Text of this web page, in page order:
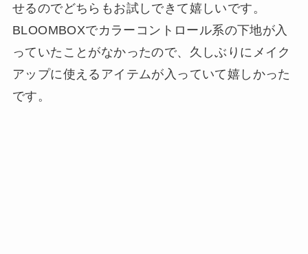
せるのでどちらもお試しできて嬉しいです。
BLOOMBOXでカラーコントロール系の下地が入
っていたことがなかったので、久しぶりにメイク
アップに使えるアイテムが入っていて嬉しかった
です。